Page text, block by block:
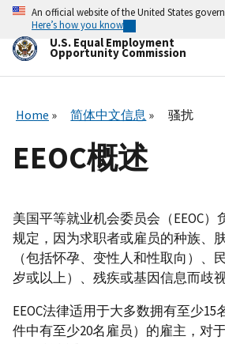
内
An official website of the United States
Here’s how you know
U.S. Equal Employment
Opportunity Commission
Home 简体中文信息 骚扰
EEOC概述
美国平等就业机会委员会（EEOC
规定，因为求职者或雇员的种族、
（包括怀孕、变性人和性取向）、
岁或以上）、残疾或基因信息而歧
EEOC法律适用于大多数拥有至少
件中有至少20名雇员）的雇主，对